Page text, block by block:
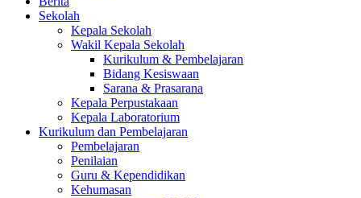
Sekolah
Kepala Sekolah
Wakil Kepala Sekolah
Kurikulum & Pembelajaran
Bidang Kesiswaan
Sarana & Prasarana
Kepala Perpustakaan
Kepala Laboratorium
Kurikulum dan Pembelajaran
Pembelajaran
Penilaian
Guru & Kependidikan
Kehumasan